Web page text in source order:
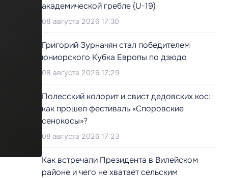
академической гребле (U-19)
08 августа 2026 17:30
Григорий Зурначян стал победителем
юниорского Кубка Европы по дзюдо
08 августа 2026 17:29
Полесский колорит и свист дедовских кос:
как прошел фестиваль «Споровские
сенокосы»?
08 августа 2026 17:23
Как встречали Президента в Вилейском
районе и чего не хватает сельским